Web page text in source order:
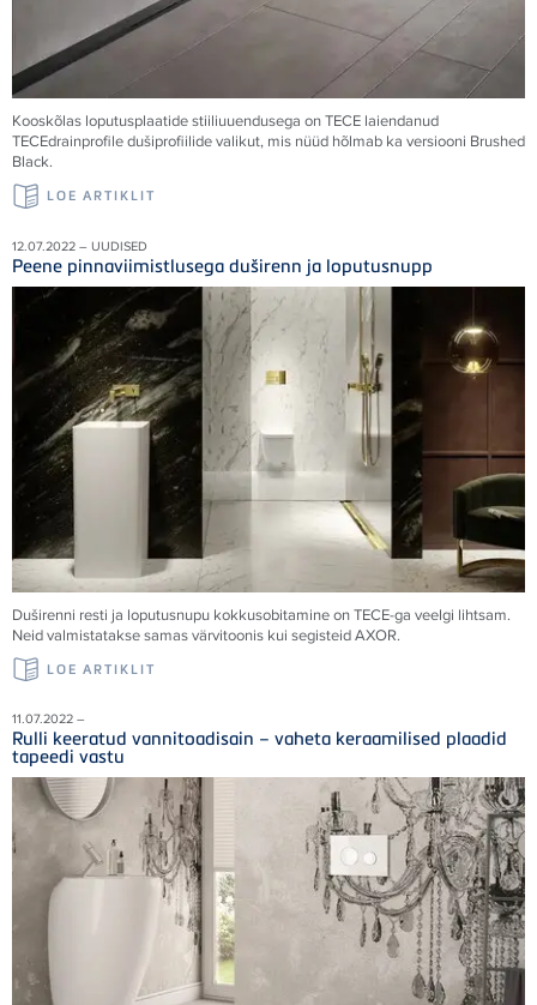
Kooskõlas loputusplaatide stiiliuuendusega onTECE laiendanud
TECEdrainprofile dušiprofiilide valikut, mis nüüd hõlmab ka versiooni Brushed
Black.
LOE ARTIKLIT
12.07.2022 – UUDISED
Peene pinnaviimistlusega duširenn ja loputusnupp
Duširenni resti ja loputusnupu kokkusobitamine onTECE-ga veelgi lihtsam.
Neid valmistatakse samas värvitoonis kui segisteid AXOR.
LOE ARTIKLIT
11.07.2022 –
Rulli keeratud vannitoadisain – vaheta keraamilised plaadid
tapeedi vastu